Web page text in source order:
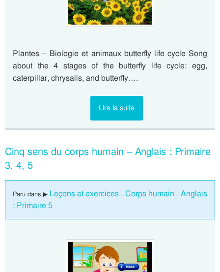
Plantes – Biologie et animaux butterfly life cycle Song
about the 4 stages of the butterfly life cycle: egg,
caterpillar, chrysalis, and butterfly….
Lire la suite
Cinq sens du corps humain – Anglais : Primaire
3, 4, 5
Paru dans ▶ Leçons et exercices - Corps humain - Anglais
: Primaire 5